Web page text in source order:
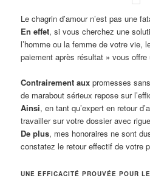
Le chagrin d’amour n’est pas une
En effet, si vous cherchez une
l’homme ou la femme de votre vie,
paiement après résultat » vous
Contrairement aux promesses
de marabout sérieux repose sur
Ainsi, en tant qu’expert en retour
travailler sur votre dossier avec
De plus, mes honoraires ne sont
constatez le retour effectif de votre
UNE EFFICACITÉ PROUVÉE POUR